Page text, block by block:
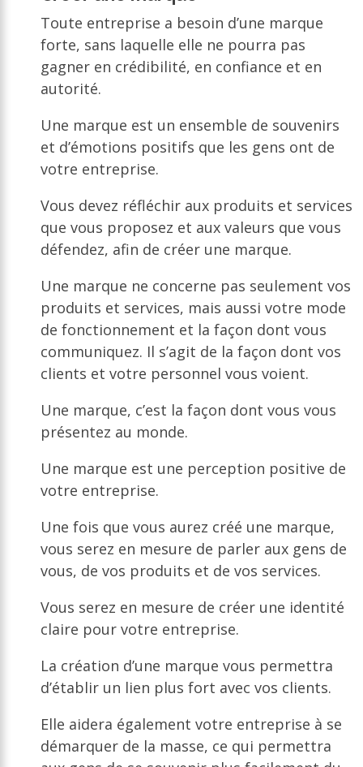
Toute entreprise a besoin d’une marque
forte, sans laquelle elle ne pourra pas
gagner en crédibilité, en confiance et en
autorité.
Une marque est un ensemble de souvenirs
et d’émotions positifs que les gens ont de
votre entreprise.
Vous devez réfléchir aux produits et services
que vous proposez et aux valeurs que vous
défendez, afin de créer une marque.
Une marque ne concerne pas seulement vos
produits et services, mais aussi votre mode
de fonctionnement et la façon dont vous
communiquez. Il s’agit de la façon dont vos
clients et votre personnel vous voient.
Une marque, c’est la façon dont vous vous
présentez au monde.
Une marque est une perception positive de
votre entreprise.
Une fois que vous aurez créé une marque,
vous serez en mesure de parler aux gens de
vous, de vos produits et de vos services.
Vous serez en mesure de créer une identité
claire pour votre entreprise.
La création d’une marque vous permettra
d’établir un lien plus fort avec vos clients.
Elle aidera également votre entreprise à se
démarquer de la masse, ce qui permettra